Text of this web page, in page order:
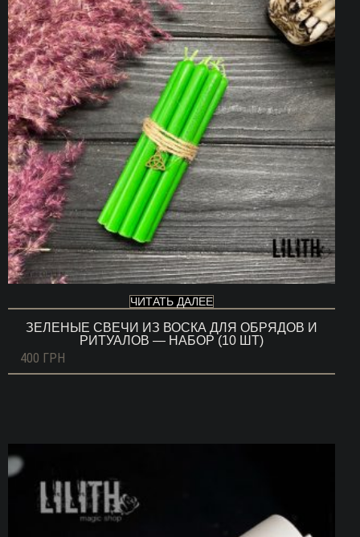
ЧИТАТЬ ДАЛЕЕ
ЗЕЛЕНЫЕ СВЕЧИ ИЗ ВОСКА ДЛЯ ОБРЯДОВ И
РИТУАЛОВ — НАБОР (10 ШТ)
400 ГРН